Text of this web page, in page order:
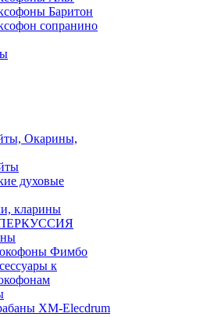
Баритон
сопранино
Окарины,
духовые
кларины
Фимбо
к
XM-Elecdrum